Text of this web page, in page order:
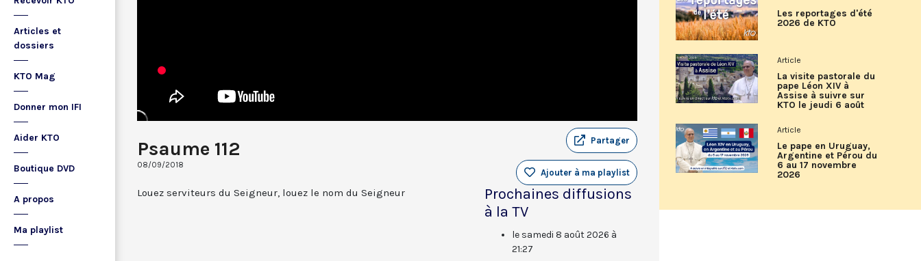
Articles et
dossiers
KTO Mag
Donner mon IFI
Aider KTO
Boutique DVD
A propos
Ma playlist
Psaume 112
08/09/2018
Partager
Ajouter à ma playlist
Louez serviteurs du Seigneur, louez le nom du Seigneur
Prochaines diffusions
à la TV
le samedi 8 août 2026 à
21:27
Les reportages d'été
2026 de KTO
Article
La visite pastorale du
pape Léon XIV à
Assise à suivre sur
KTO le jeudi 6 août
Article
Le pape en Uruguay,
Argentine et Pérou du
6 au 17 novembre
2026